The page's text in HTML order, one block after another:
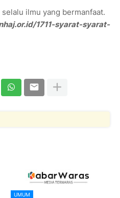
ilmu yang bermanfaat.
1711-syarat-syarat-
UMUM